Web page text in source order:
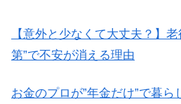
【意外と少なくて大丈夫？】
第”で不安が消える理由
お金のプロが”年金だけ”で暮ら